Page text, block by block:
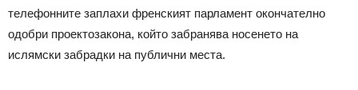
телефонните заплахи френският парламент окончателно
одобри проектозакона, който забранява носенето на
ислямски забрадки на публични места.